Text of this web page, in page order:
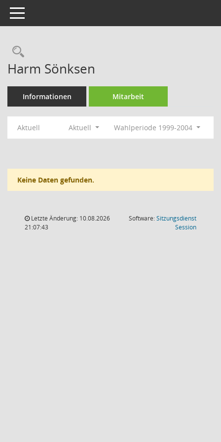
Toggle navigation
Rechercheauswahl
Harm Sönksen
Informationen Mitarbeit
Aktuell Aktuell Wahlperiode 1999-2004
Keine Daten gefunden.
Letzte Änderung: 10.08.2026
21:07:43
Software:Sitzungsdienst
Session(Wird in